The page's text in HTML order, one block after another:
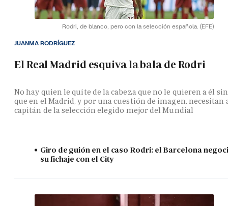
Rodri, de blanco, pero con la selección española. (EFE)
El Real Madrid esquiva la bala de Rodri
No hay quien le quite de la cabeza que no le quieren a él
que en el Madrid, y por una cuestión de imagen, necesitan
capitán de la selección elegido mejor del Mundial
JUANMA RODRÍGUEZ
Giro de guión en el caso Rodri: el Barcelona
su fichaje con el City